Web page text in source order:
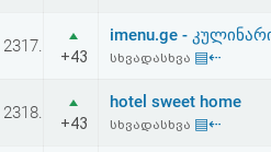
2317.
+43
imenu.ge -
სხვადასხვა ▤⇠
2318.
+43
hotel sweet home
სხვადასხვა ▤⇠